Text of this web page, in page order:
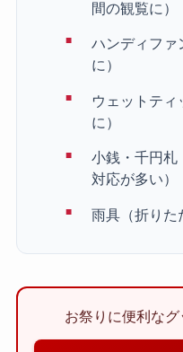
間の観覧に）
ハンディファ
に）
ウェットティ
に）
小銭・千円札
対応が多い）
雨具（折りた
お祭りに便利なグ